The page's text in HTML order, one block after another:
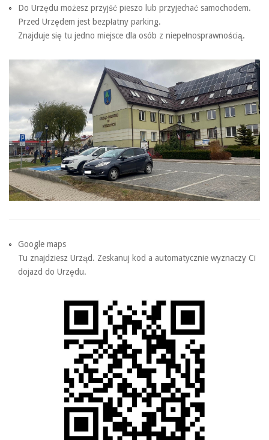
Do Urzędu możesz przyjść pieszo lub przyjechać samochodem.
Przed Urzędem jest bezpłatny parking.
Znajduje się tu jedno miejsce dla osób z niepełnosprawnością.
Google maps
Tu znajdziesz Urząd. Zeskanuj kod a automatycznie wyznaczy Ci
dojazd do Urzędu.